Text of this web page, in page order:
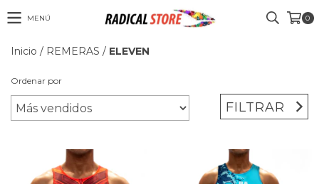
MENÚ 0
Inicio / REMERAS / ELEVEN
Ordenar por
FILTRAR